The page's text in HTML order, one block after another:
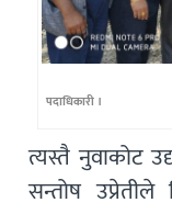
माक्स वितरण
पदाधिकारी ।
त्यस्तै नुवाकोट
सन्तोष